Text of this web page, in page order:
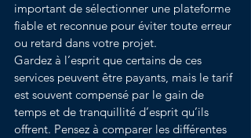
important de sélectionner une plateforme
fiable et reconnue pour éviter toute erreur
ou retard dans votre projet.
Gardez à l’esprit que certains de ces
services peuvent être payants, mais le tarif
est souvent compensé par le gain de
temps et de tranquillité d’esprit qu’ils
offrent. Pensez à comparer les différentes